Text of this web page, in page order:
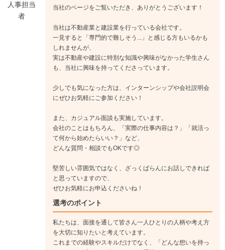
《入社1年目》
電話の受け答えの仕方、来客時の案内の仕方など顧客への接客
の仕方を先輩に教えてもらいながら学びます。特に難しい知識
は不要ですが、簡単なデータ入力からPC作業にも慣れていただ
スムーズに接客ができるようになり、接客中のご家族のお子様
の面倒を見るときも。一緒にサブスクを見たり話を聞いてあげ
人事担当
者
当社のページをご覧いただき、ありがとうございます！
当社は不動産業と建設業を行っている会社です。
一見すると「専門的で難しそう...」と感じる方もいるかも
しれませんが、
実は不動産や建設に特別な知識や興味がなかった学生さん
も、当社に興味を持ってくださっています。
少しでも気になった方は、インターンシップや会社説明会
にぜひお気軽にご参加ください！
また、カジュアル面談も実施しています。
会社のことはもちろん、「実際の仕事内容は？」「就活っ
て何から始めたらいい？」など、
どんな質問・相談でもOKです◎
堅苦しい雰囲気ではなく、ざっくばらんにお話しできれば
と思っていますので、
ぜひお気軽にお申込くださいね！
選考のポイント
私たちは、面接を通して皆さん一人ひとりの人柄や考え方
を大切に知りたいと考えています。
これまでの経験やスキルだけでなく、「どんな想いを持っ